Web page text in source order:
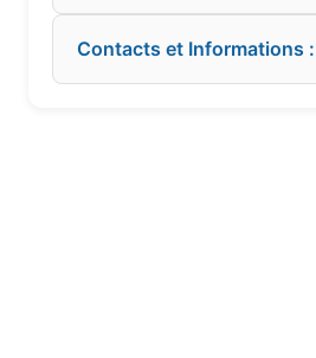
Contacts et Informations :